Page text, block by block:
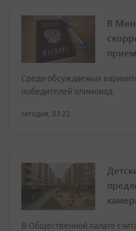
В
Среди обсуждаемых
победителей олимпиад
сегодня, 03:22
В Общественной палате